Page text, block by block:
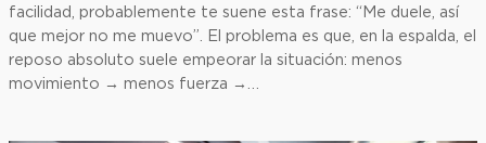
facilidad, probablemente te suene esta frase: “Me duele, así
que mejor no me muevo”. El problema es que, en la espalda, el
reposo absoluto suele empeorar la situación: menos
movimiento → menos fuerza →…